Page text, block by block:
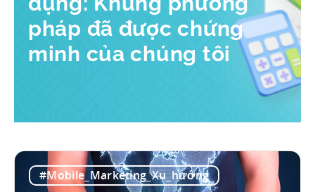
pháp đã được chứng
minh của chúng tôi
#Mobile_Marketing_Xu_hướng